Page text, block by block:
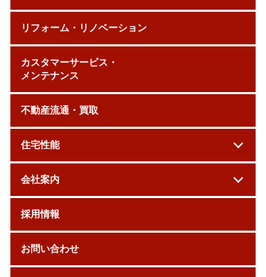
リフォーム・リノベーション
カスタマーサービス・
メンテナンス
不動産流通・買取
住宅性能
会社案内
採用情報
お問い合わせ